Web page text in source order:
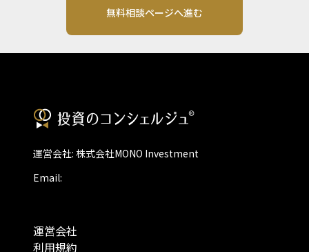
無料相談ページへ進む
運営会社: 株式会社MONO Investment
Email:
運営会社
利用規約